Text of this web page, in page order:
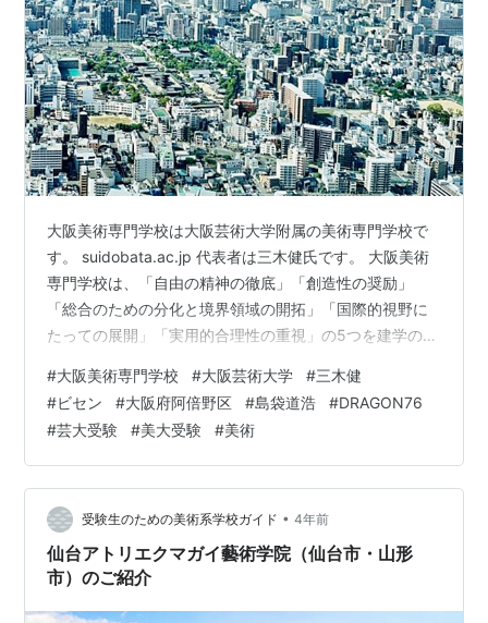
大阪美術専門学校は大阪芸術大学附属の美術専門学校で
す。 suidobata.ac.jp 代表者は三木健氏です。 大阪美術
専門学校は、「自由の精神の徹底」「創造性の奨励」
「総合のための分化と境界領域の開拓」「国際的視野に
たっての展開」「実用的合理性の重視」の5つを建学の精
す。JR阪和線・美章園駅や近鉄南大阪線・河堀口駅から
徒歩圏内の大阪市阿倍野区美章園2-23-9にあります。学
科は3年制の総合デザイン学科と2年制のコミック・アー
ト学科に分かれています。総合デザイン学科ではグラフ
ィックデザインやイラストレーション、コミック・アー
ト学科では漫画・アニ…
#大阪美術専門学校 #大阪芸術大学 #三木健
#ビセン #大阪府阿倍野区 #島袋道浩 #DRAGON76
#芸大受験 #美大受験 #美術
受験生のための美術系学校ガイド • 4年前
仙台アトリエクマガイ藝術学院（仙台市・山形
市）のご紹介